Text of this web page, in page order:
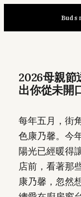
content
Buds
2026母親節
出你從未開
每年五月，街
色康乃馨。今
陽光已經暖得
店前，看著那
康乃馨，忽然